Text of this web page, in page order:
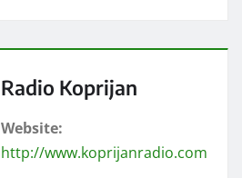
Radio Koprijan
Website:
http://www.koprijanradio.com